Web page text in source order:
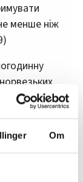
Om
менше ніж
Ось що